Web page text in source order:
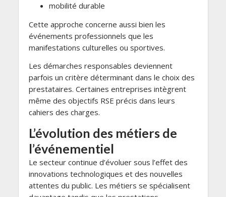
mobilité durable
Cette approche concerne aussi bien les
événements professionnels que les
manifestations culturelles ou sportives.
Les démarches responsables deviennent
parfois un critère déterminant dans le choix des
prestataires. Certaines entreprises intègrent
même des objectifs RSE précis dans leurs
cahiers des charges.
L’évolution des métiers de
l’événementiel
Le secteur continue d’évoluer sous l’effet des
innovations technologiques et des nouvelles
attentes du public. Les métiers se spécialisent